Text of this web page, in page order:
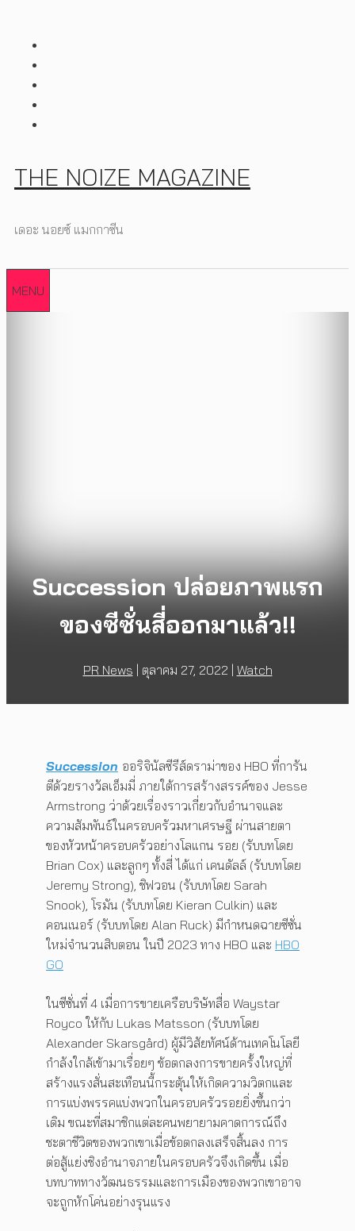
THE NOIZE MAGAZINE
เดอะ นอยซ์ แมกกาซีน
MENU
Succession ปล่อยภาพแรก
ของซีซั่นสี่ออกมาแล้ว!!
PR News | ตุลาคม 27, 2022 | Watch
Succession ออริจินัลซีรีส์ดราม่าของ HBO ที่การัน
ตีด้วยรางวัลเอ็มมี่ ภายใต้การสร้างสรรค์ของ Jesse
Armstrong ว่าด้วยเรื่องราวเกี่ยวกับอำนาจและ
ความสัมพันธ์ในครอบครัวมหาเศรษฐี ผ่านสายตา
ของหัวหน้าครอบครัวอย่างโลแกน รอย (รับบทโดย
Brian Cox) และลูกๆ ทั้งสี่ ได้แก่ เคนดัลล์ (รับบทโดย
Jeremy Strong), ชิฟวอน (รับบทโดย Sarah
Snook), โรมัน (รับบทโดย Kieran Culkin) และ
คอนเนอร์ (รับบทโดย Alan Ruck) มีกำหนดฉายซีซั่น
ใหม่จำนวนสิบตอน ในปี 2023 ทาง HBO และ HBO
GO
ในซีซั่นที่ 4 เมื่อการขายเครือบริษัทสื่อ Waystar
Royco ให้กับ Lukas Matsson (รับบทโดย
Alexander Skarsgård) ผู้มีวิสัยทัศน์ด้านเทคโนโลยี
กำลังใกล้เข้ามาเรื่อยๆ ข้อตกลงการขายครั้งใหญ่ที่
สร้างแรงสั่นสะเทือนนี้กระตุ้นให้เกิดความวิตกและ
การแบ่งพรรคแบ่งพวกในครอบครัวรอยยิ่งขึ้นกว่า
เดิม ขณะที่สมาชิกแต่ละคนพยายามคาดการณ์ถึง
ชะตาชีวิตของพวกเขาเมื่อข้อตกลงเสร็จสิ้นลง การ
ต่อสู้แย่งชิงอำนาจภายในครอบครัวจึงเกิดขึ้น เมื่อ
บทบาททางวัฒนธรรมและการเมืองของพวกเขาอาจ
จะถูกหักโค่นอย่างรุนแรง